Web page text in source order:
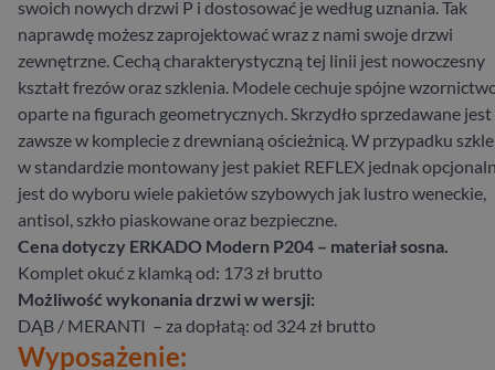
swoich nowych drzwi P i dostosować je według uznania. Tak
naprawdę możesz zaprojektować wraz z nami swoje drzwi
zewnętrzne. Cechą charakterystyczną tej linii jest nowoczesny
kształt frezów oraz szklenia. Modele cechuje spójne
oparte na figurach geometrycznych. Skrzydło sprzedawane jest
zawsze w komplecie z drewnianą ościeżnicą. W przypadku
w standardzie montowany jest pakiet REFLEX jednak
jest do wyboru wiele pakietów szybowych jak lustro weneckie,
antisol, szkło piaskowane oraz bezpieczne.
Cena dotyczy ERKADO Modern P204 – materiał sosna.
Komplet okuć z klamką od: 173 zł brutto
Możliwość wykonania drzwi w wersji:
DĄB / MERANTI – za dopłatą: od 324 zł brutto
Wyposażenie: